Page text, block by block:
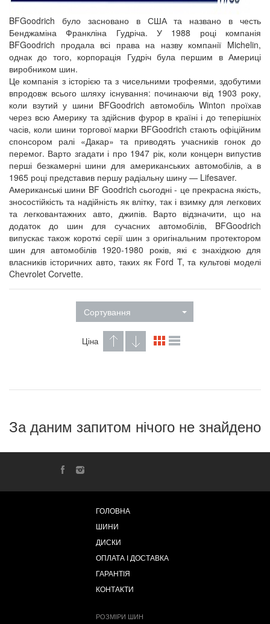
BFGoodrich було засновано в США та названо в честь
Бенджаміна Франкліна Гудріча. У 1988 році компанія
BFGoodrich продала всі права на назву компанії Michelin,
однак до того, корпорація Гудріч була першим в Америці
виробником шин.
Це компанія з історією та з чисельними трофеями, здобутими
впродовж всього шляху існування: починаючи від 1903 року,
коли взутий у шини BFGoodrich автомобіль Winton проїхав
через всю Америку та здійснив фурор в країні і до теперішніх
часів, коли шини торгової марки BFGoodrich стають офіційним
спонсором ралі «Дакар» та приводять учасників гонок до
перемог. Варто згадати і про 1947 рік, коли концерн випустив
перші безкамерні шини для американських автомобілів, а в
1965 році представив першу радіальну шину — Lifesaver.
Американські шини BF Goodrich сьогодні - це прекрасна якість,
зносостійкість та надійність як влітку, так і взимку для легкових
та легковантажних авто, джипів. Варто відзначити, що на
додаток до шин для сучасних автомобілів, BFGoodrich
випускає також короткі серії шин з оригінальним протектором
шин для автомобілів 1920-1980 років, які є знахідкою для
власників історичних авто, таких як Ford T, та культові моделі
Chevrolet Corvette.
Сортування
Ціна
За даним запитом нічого не знайдено
ГОЛОВНА
ШИНИ
ДИСКИ
ОПЛАТА І ДОСТАВКА
ГАРАНТІЯ
КОНТАКТИ
РОЗМІРИ ШИН